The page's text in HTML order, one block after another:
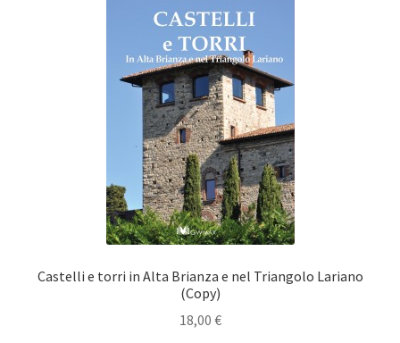
Castelli e torri in Alta Brianza e nel Triangolo Lariano
(Copy)
18,00 €